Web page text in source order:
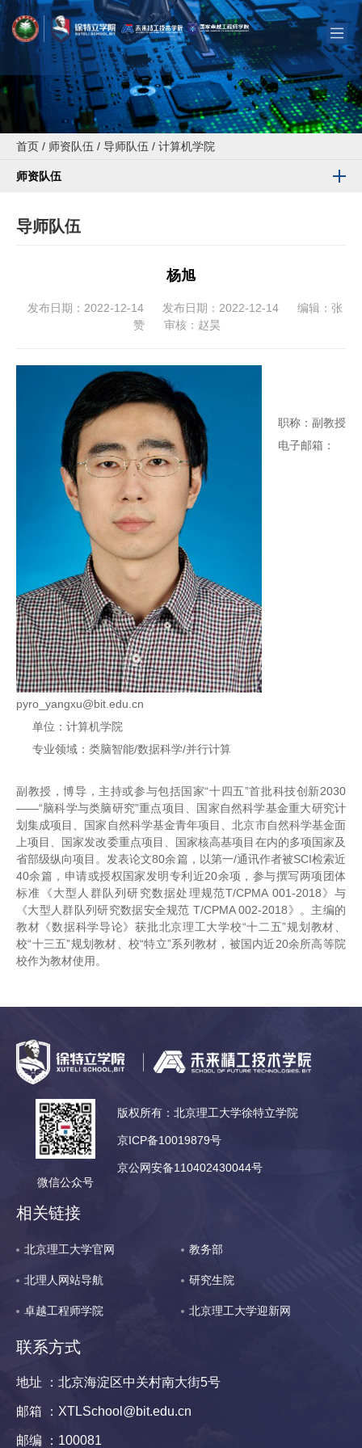
首页 / 师资队伍 / 导师队伍 / 计算机学院
师资队伍
导师队伍
杨旭
发布日期：2022-12-14 发布日期：2022-12-14
编辑：张
赞
审核：赵昊
职称：副教授
电子邮箱：
pyro_yangxu@bit.edu.cn
单位：计算机学院
专业领域：类脑智能/数据科学/并行计算
副教授，博导，主持或参与包括国家“十四五”首批科技创新2030
——“脑科学与类脑研究”重点项目、国家自然科学基金重大研究计
划集成项目、国家自然科学基金青年项目、北京市自然科学基金面
上项目、国家发改委重点项目、国家核高基项目在内的多项国家及
省部级纵向项目。发表论文80余篇，以第一/通讯作者被SCI检索近
40余篇，申请或授权国家发明专利近20余项，参与撰写两项团体
标准《大型人群队列研究数据处理规范T/CPMA 001-2018》与
《大型人群队列研究数据安全规范 T/CPMA 002-2018》。主编的
教材《数据科学导论》获批北京理工大学校“十二五”规划教材、
校“十三五”规划教材、校“特立”系列教材，被国内近20余所高等院
校作为教材使用。
微信公众号
版权所有：北京理工大学徐特立学院
京ICP备10019879号
京公网安备110402430044号
相关链接
北京理工大学官网 教务部
北理人网站导航 研究生院
卓越工程师学院 北京理工大学迎新网
联系方式
地址 ：北京海淀区中关村南大街5号
邮箱 ：XTLSchool@bit.edu.cn
邮编 ：100081